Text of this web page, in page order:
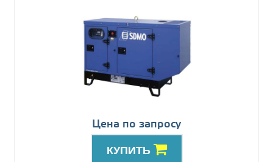
Цена по запросу
КУПИТЬ